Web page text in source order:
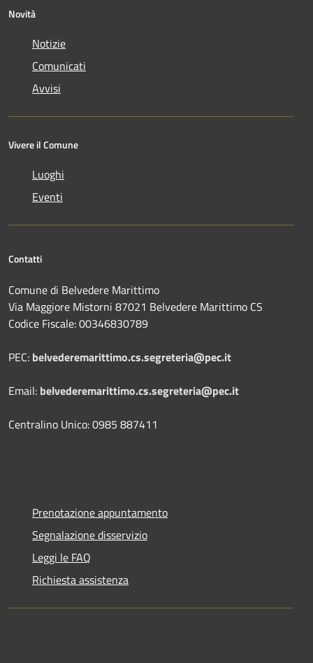
Novità
Notizie
Comunicati
Avvisi
Vivere il Comune
Luoghi
Eventi
Contatti
Comune di Belvedere Marittimo
Via Maggiore Mistorni 87021 Belvedere Marittimo CS
Codice Fiscale: 00346830789
PEC: belvederemarittimo.cs.segreteria@pec.it
Email: belvederemarittimo.cs.segreteria@pec.it
Centralino Unico: 0985 887411
Prenotazione appuntamento
Segnalazione disservizio
Leggi le FAQ
Richiesta assistenza